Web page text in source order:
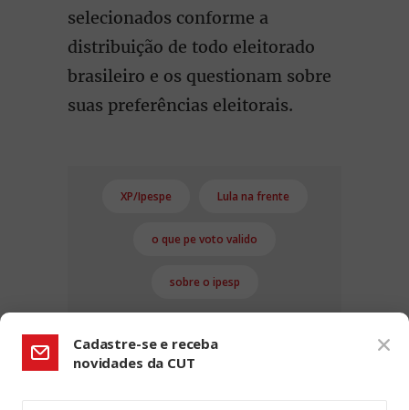
selecionados conforme a
distribuição de todo eleitorado
brasileiro e os questionam sobre
suas preferências eleitorais.
XP/Ipespe Lula na frente
o que pe voto valido
sobre o ipesp
Cadastre-se e receba
novidades da CUT